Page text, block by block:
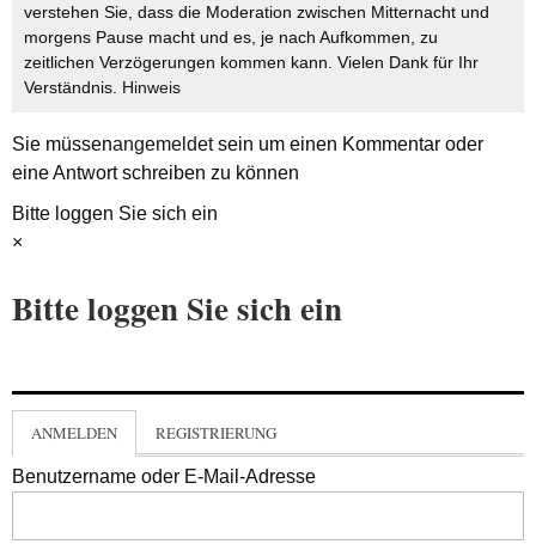
verstehen Sie, dass die Moderation zwischen Mitternacht und
morgens Pause macht und es, je nach Aufkommen, zu
zeitlichen Verzögerungen kommen kann. Vielen Dank für Ihr
Verständnis. Hinweis
Sie müssenangemeldetsein um einen Kommentar oder
eine Antwort schreiben zu können
Bitte loggen Sie sich ein
×
Bitte loggen Sie sich ein
ANMELDEN REGISTRIERUNG
Benutzername oder E-Mail-Adresse